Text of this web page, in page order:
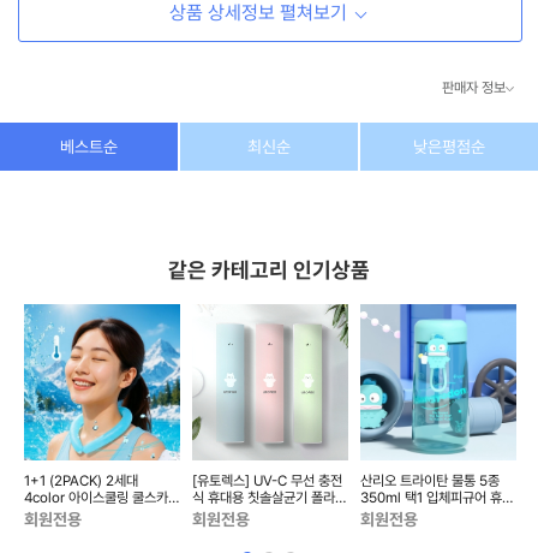
상품 상세정보 펼쳐보기
판매자 정보
상호/대표자 (주) 동이커머스
이메일 dongeecom@naver.com
소재지 경기도 고양시 덕양구 꽃마을로64, 1235호
베스트순 최신순 낮은평점순
같은 카테고리 인기상품
1+1 (2PACK) 2세대
4color 아이스쿨링 쿨스카프
넥쿨러 냉감 등산 넥밴드 얼
음...
회원전용
[유토렉스] UV-C 무선 충전
식 휴대용 칫솔살균기 폴라곰
UTC-29
회원전용
산리오 트라이탄 물통 5종
350ml 택1 입체피규어 휴대
용이 무료배송
회원전용